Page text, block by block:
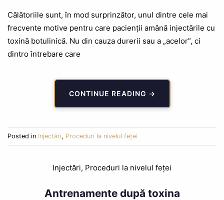
Călătoriile sunt, în mod surprinzător, unul dintre cele mai
frecvente motive pentru care pacienții amână injectările cu
toxină botulinică. Nu din cauza durerii sau a „acelor”, ci
dintro întrebare care
CONTINUE READING →
Posted in Injectări, Proceduri la nivelul feței
Injectări, Proceduri la nivelul feței
Antrenamente după toxina